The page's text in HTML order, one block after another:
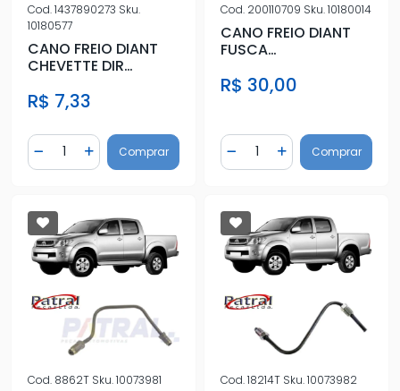
Cod.1437890273 Sku.
10180577
CANO FREIO DIANT
CHEVETTE DIR
R$ 7,33
Diminuir Quantidade
Quantidade
Adicionar Quantidade
Comprar
Cod. 200110709 Sku.10180014
CANO FREIO DIANT
FUSCA
R$ 30,00
Diminuir Quantidade
Quantidade
AdicionarComprar
Cod. 8862T Sku.10073981 Cod.18214T Sku.10073982